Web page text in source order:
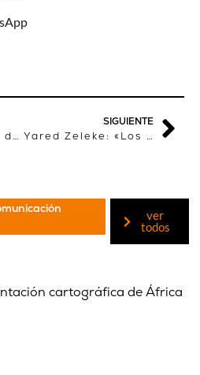
¿Qué esperamos de la nueva Agenda para el Desarrollo Sostenible 2030?
SIGUIENTE
Yared Zeleke: «Los jóvenes representan el futuro de mi país: una Etiopía formada y liberada»
ver
todos
cartográfica de África